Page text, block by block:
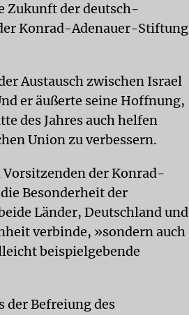
Zukunft der deutsch-
Konrad-Adenauer-Stiftung
Austausch zwischen Israel
er äußerte seine Hoffnung,
des Jahres auch helfen
Union zu verbessern.
der Konrad-
Besonderheit der
Länder, Deutschland und
verbinde, »sondern auch
beispielgebende
der Befreiung des